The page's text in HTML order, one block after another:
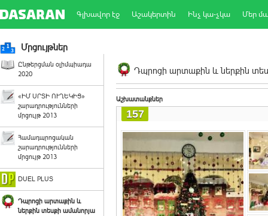
Գլխավոր էջ Աշակերտին Ինչ կա-չկա Մեր
Մրցույթներ
Ընթերցման օլիմպիադա
2020
«ԻՄ ՍՐՏԻ ՈՒՂԵԿԻՑ»
շարադրությունների
մրցույթ 2013
Համադպրոցական
շարադրությունների
մրցույթ 2013
DUEL PLUS
Դպրոցի արտաքին և
ներքին տեսքի ամանորյա
Դպրոցի արտաքին և ներքին
Աշխատանքներ
157